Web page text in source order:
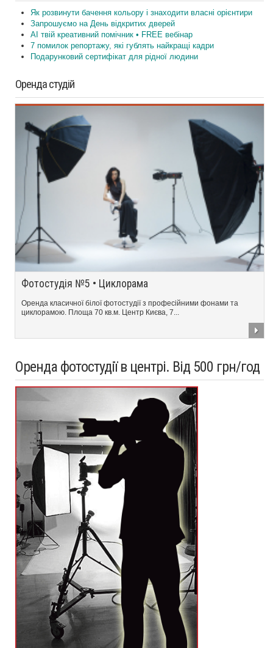
Як розвинути бачення кольору і знаходити власні орієнтири
Запрошуємо на День відкритих дверей
AI твій креативний помічник • FREE вебінар
7 помилок репортажу, які гублять найкращі кадри
Подарунковий сертифікат для рідної людини
Оренда студій
Фотостудія №5 • Циклорама
Оренда класичної білої фотостудії з професійними фонами та
циклорамою. Площа 70 кв.м. Центр Києва, 7...
Оренда фотостудії в центрі. Від 500 грн/год